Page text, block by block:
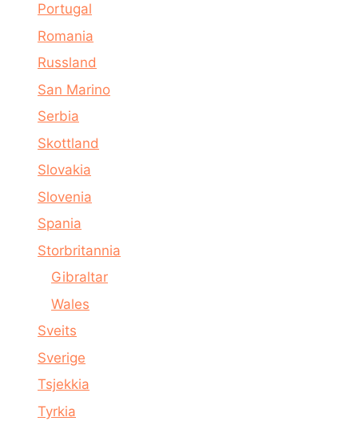
Portugal
Romania
Russland
San Marino
Serbia
Skottland
Slovakia
Slovenia
Spania
Storbritannia
Gibraltar
Wales
Sveits
Sverige
Tsjekkia
Tyrkia